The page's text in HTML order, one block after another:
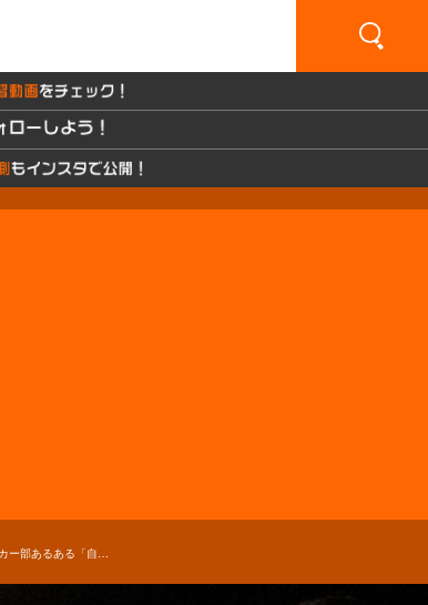
桐生第一高校サッカー部あるある「自転車移動で足腰が鍛えられる」